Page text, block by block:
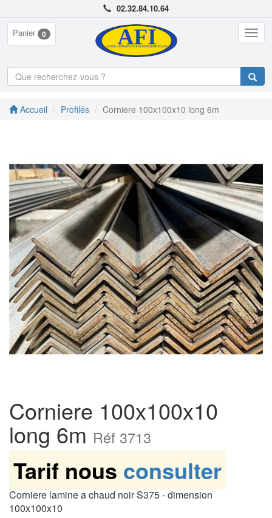
02.32.84.10.64
Panier 0
Accueil Profilés Corniere 100x100x10 long 6m
Corniere 100x100x10
long 6m Réf 3713
Tarif nous consulter
Corniere lamine a chaud noir S375 - dimension
100x100x10